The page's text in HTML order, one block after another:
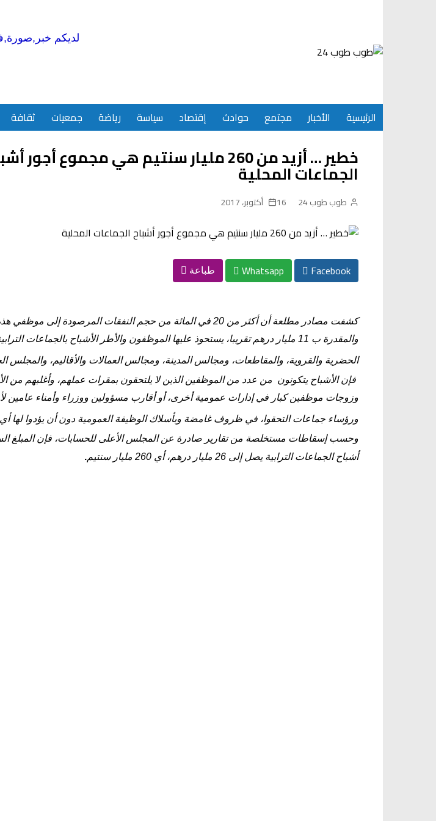
لديكم
الرئيسية الأخبار مجتمع حوادث إقتصاد سياسة رياضة جمعيات ثقافة
خطير … أزيد من 260 مليار سنتيم هي مجموع أجور
الجماعات المحلية
طوب طوب 24 16 أكتوبر، 2017
Facebook
Whatsapp طباعة
ك
شفت مصادر مطلعة أن أكثر من 20 في المائة من حجم النفقات المرصودة إلى
والمقدرة ب 11 مليار درهم تقريبا، يستحوذ عليها الموظفون والأطر الأشباح بالجماعات
الحضرية والقروية، والمقاطعات، ومجالس المدينة، ومجالس العمالات والأقاليم، والمجلس
فإن الأشباح يتكونون من عدد من الموظفين الذين لا يلتحقون بمقرات عملهم، وأغلبهم من
وزوجات موظفين كبار في إدارات عمومية أخرى، أو أقارب مسؤولين ووزراء وأمناء عامين
ورؤساء جماعات التحقوا، في ظروف غامضة وبأسلاك الوظيفة العمومية دون أن يؤدوا لها
وحسب إسقاطات مستخلصة من تقارير صادرة عن المجلس الأعلى للحسابات، فإن المبلغ
أشباح الجماعات الترابية يصل إلى 26 مليار درهم، أي 260 مليار سنتيم
.